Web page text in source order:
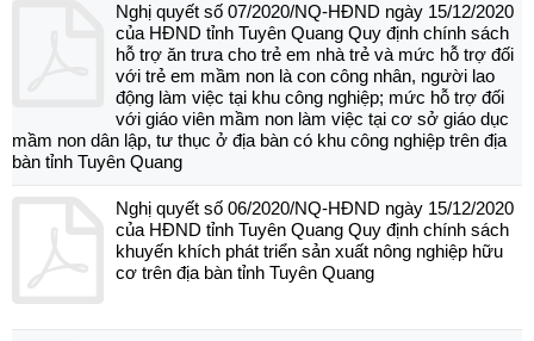
Nghị quyết số 07/2020/NQ-HĐND ngày 15/12/2020
của HĐND tỉnh Tuyên Quang Quy định chính sách
hỗ trợ ăn trưa cho trẻ em nhà trẻ và mức hỗ trợ đối
với trẻ em mầm non là con công nhân, người lao
động làm việc tại khu công nghiệp; mức hỗ trợ đối
với giáo viên mầm non làm việc tại cơ sở giáo dục
mầm non dân lập, tư thục ở địa bàn có khu công nghiệp trên địa
bàn tỉnh Tuyên Quang
Nghị quyết số 06/2020/NQ-HĐND ngày 15/12/2020
của HĐND tỉnh Tuyên Quang Quy định chính sách
khuyến khích phát triển sản xuất nông nghiệp hữu
cơ trên địa bàn tỉnh Tuyên Quang